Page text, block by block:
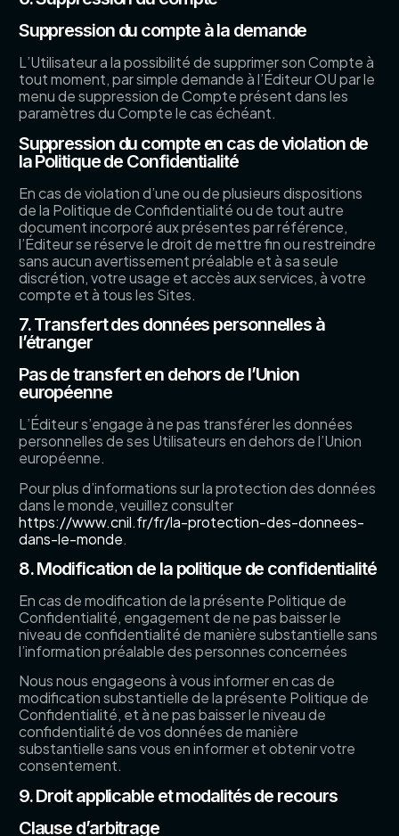
Suppression du compte à la demande
L’Utilisateur a la possibilité de supprimer son Compte à
tout moment, par simple demande à l’Éditeur OU par le
menu de suppression de Compte présent dans les
paramètres du Compte le cas échéant.
Suppression du compte en cas de violation de
la Politique de Confidentialité
En cas de violation d’une ou de plusieurs dispositions
de la Politique de Confidentialité ou de tout autre
document incorporé aux présentes par référence,
l’Éditeur se réserve le droit de mettre fin ou restreindre
sans aucun avertissement préalable et à sa seule
discrétion, votre usage et accès aux services, à votre
compte et à tous les Sites.
7. Transfert des données personnelles à
l’étranger
Pas de transfert en dehors de l’Union
européenne
L’Éditeur s’engage à ne pas transférer les données
personnelles de ses Utilisateurs en dehors de l’Union
européenne.
Pour plus d’informations sur la protection des données
dans le monde, veuillez consulter
https://www.cnil.fr/fr/la-protection-des-donnees-
dans-le-monde.
8. Modification de la politique de confidentialité
En cas de modification de la présente Politique de
Confidentialité, engagement de ne pas baisser le
niveau de confidentialité de manière substantielle sans
l’information préalable des personnes concernées
Nous nous engageons à vous informer en cas de
modification substantielle de la présente Politique de
Confidentialité, et à ne pas baisser le niveau de
confidentialité de vos données de manière
substantielle sans vous en informer et obtenir votre
consentement.
9. Droit applicable et modalités de recours
Clause d’arbitrage